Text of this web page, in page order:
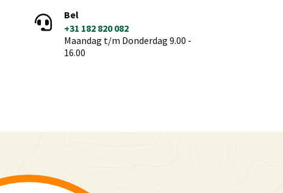
Bel
+31 182 820 082
Maandag t/m Donderdag 9.00 -
16.00